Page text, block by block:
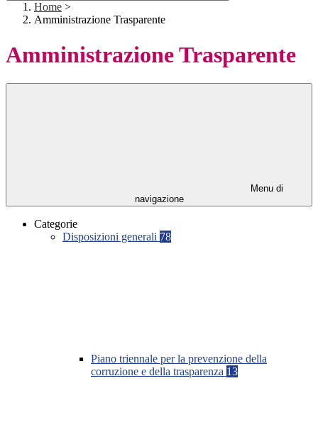
Home >
Amministrazione Trasparente
Amministrazione Trasparente
Menu di
navigazione
Categorie
Disposizioni generali 78
Piano triennale per la prevenzione della
corruzione e della trasparenza 13